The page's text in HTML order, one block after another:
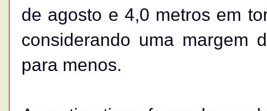
de agosto e 4,0 metros em
considerando uma
para menos.